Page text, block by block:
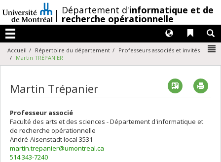
au
contenu
/Département d'informatique et de
recherche opérationnelle
Menu
Liens
Langues
Accueil Répertoire du département
Professeurs associés et invités
Martin TRÉPANIER
Martin Trépanier Vcard
Professeur associé
Faculté des arts et des sciences - Département d'informatique et
de recherche opérationnelle
André-Aisenstadtlocal 3531
martin.trepanier@umontreal.ca
514 343-7240